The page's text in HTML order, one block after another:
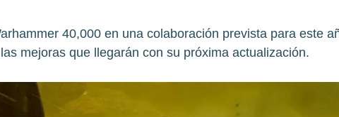
40,000 en una colaboración prevista para este
mejoras que llegarán con su próxima actualización.